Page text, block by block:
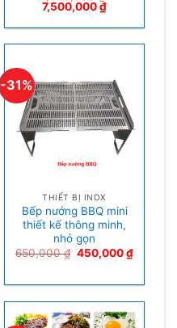
7,500,000₫
-31%
THIẾT BỊ INOX
Bếp nướng BBQ mini
thiết kế thông minh,
nhỏ gọn
650,000₫ 450,000₫